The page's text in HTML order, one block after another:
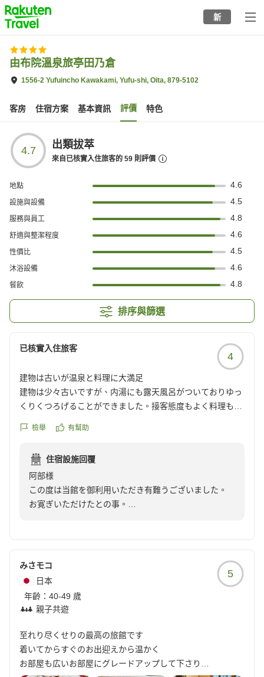
to
top
page
新
由布院溫泉旅亭田乃倉
1556-2 Yufuincho Kawakami, Yufu-shi, Oita, 879-5102
客房 住宿方案 基本資訊 評價 特色
4.7 出類拔萃
來自已核實入住旅客的 59 則評價
地點 4.6
設施與設備 4.5
服務與員工 4.8
舒適與整潔程度 4.6
性價比 4.5
沐浴設備 4.6
餐飲 4.8
排序與篩選
已核實入住旅客
4
建物は古いが温泉と料理に大満足
建物は少々古いですが、内湯にも露天風呂がついておりゆっ
くりくつろげることができました。接客態度もよく料理もお
クチコミの詳細はこちらから
reviewId=33123478188478
檢舉 有幫助
住宿設施回覆
阿部様
この度は当館を御利用いただき有難うございました。
お寛ぎいただけたとの事。
せ。
お待ちいたしております。
みさモコ
日本
年齡： 40-49 歲
親子共遊
5
至れり尽くせりの最高の旅館です
着いてからすぐのお出迎えから温かく
お部屋も広いお部屋にグレードアップして下さり